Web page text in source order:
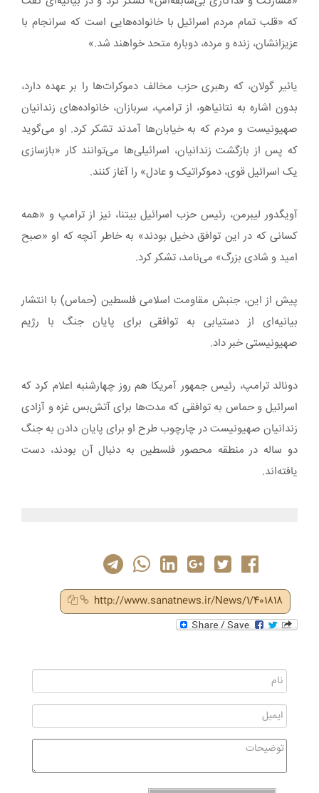
که «قلب تمام مردم اسرائیل با خانواده‌هایی است که سرانجام با
عزیزانشان، زنده و مرده، دوباره متحد خواهند شد.»
یائیر گولان، که رهبری حزب مخالف دموکرات‌ها را بر عهده دارد،
بدون اشاره به نتانیاهو، از ترامپ، سربازان، خانواده‌های زندانیان
صهیونیست و مردم که به خیابان‌ها آمدند تشکر کرد. او می‌گوید
که پس از بازگشت زندانیان، اسرائیلی‌ها می‌توانند کار «بازسازی
یک اسرائیل قوی، دموکراتیک و عادل» را آغاز کنند.
آویگدور لیبرمن، رئیس حزب اسرائیل بیتنا، نیز از ترامپ و «همه
کسانی که در این توافق دخیل بودند» به خاطر آنچه که او «صبح
امید و شادی بزرگ» می‌نامد، تشکر کرد.
پیش از این، جنبش مقاومت اسلامی فلسطین (حماس) با انتشار
بیانیه‌ای از دستیابی به توافقی برای پایان جنگ با رژیم
صهیونیستی خبر داد.
دونالد ترامپ، رئیس جمهور آمریکا هم روز چهارشنبه اعلام کرد که
اسرائیل و حماس به توافقی که مدت‌ها برای آتش‌بس غزه و آزادی
زندانیان صهیونیست در چارچوب طرح او برای پایان دادن به جنگ
دو ساله در منطقه محصور فلسطین به دنبال آن بودند، دست
یافته‌اند.
http://www.sanatnews.ir/News/1/401818